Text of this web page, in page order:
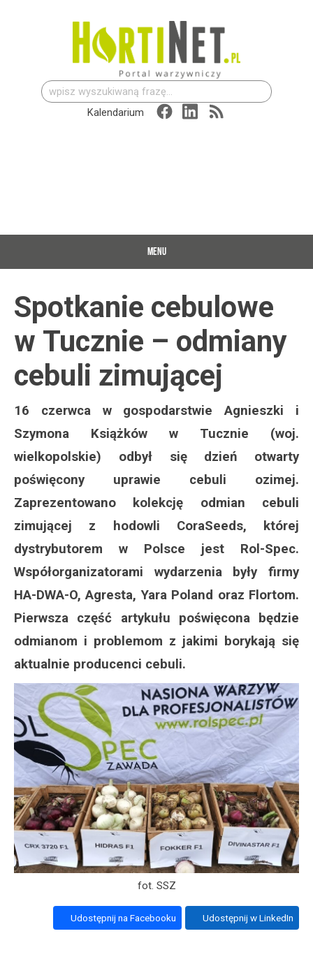
Szukaj:
Kalendarium
MENU
Spotkanie cebulowe
w Tucznie – odmiany
cebuli zimującej
16 czerwca w gospodarstwie Agnieszki i
Szymona Książków w Tucznie (woj.
wielkopolskie) odbył się dzień otwarty
poświęcony uprawie cebuli ozimej.
Zaprezentowano kolekcję odmian cebuli
zimującej z hodowli CoraSeeds, której
dystrybutorem w Polsce jest Rol-Spec.
Współorganizatorami wydarzenia były firmy
HA-DWA-O, Agresta, Yara Poland oraz Flortom.
Pierwsza część artykułu poświęcona będzie
odmianom i problemom z jakimi borykają się
aktualnie producenci cebuli.
fot. SSZ
Udostępnij na Facebooku Udostępnij w LinkedIn